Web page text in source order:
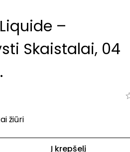
–
Skaistalai, 04
žiūri
Į krepšelį